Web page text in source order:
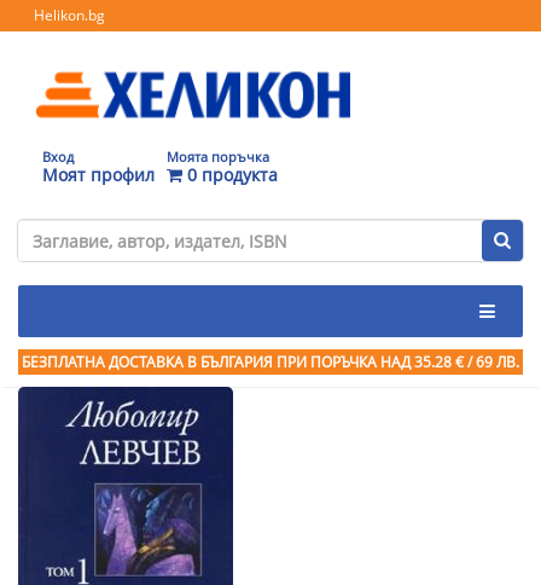
Helikon.bg
Вход
Моят профил
Моята поръчка
0 продукта
БЕЗПЛАТНА ДОСТАВКА В БЪЛГАРИЯ ПРИ ПОРЪЧКА НАД 35.28 € / 69 ЛВ.